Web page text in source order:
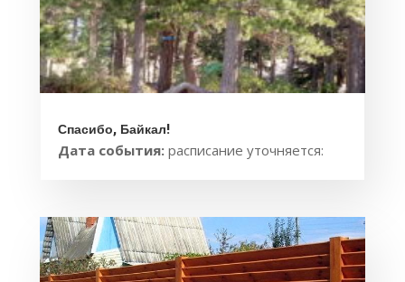
Спасибо, Байкал!
Дата события: расписание уточняется: